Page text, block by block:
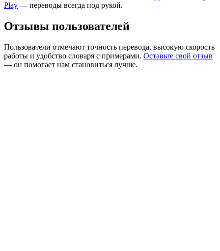
Play — переводы всегда под рукой.
Отзывы пользователей
Пользователи отмечают точность перевода, высокую скорость
работы и удобство словаря с примерами. Оставьте свой отзыв
— он помогает нам становиться лучше.